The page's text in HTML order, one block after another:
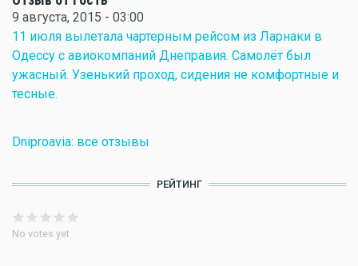
9 августа, 2015 - 03:00
11 июля вылетала чартерным рейсом из Ларнаки в
Одессу с авиокомпаний Днеправия. Самолёт был
ужасный. Узенький проход, сидения не комфортные и
тесные.
Dniproavia: все отзывы
РЕЙТИНГ
No votes yet